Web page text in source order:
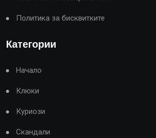
Политика за бисквитките
Категории
Начало
Клюки
Куриози
Скандали